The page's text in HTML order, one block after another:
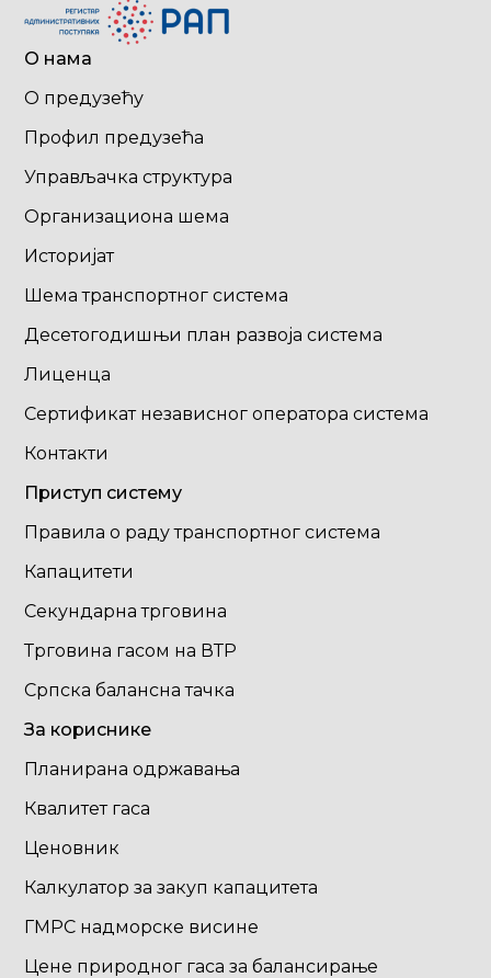
О нама
О предузећу
Профил предузећа
Управљачка структура
Организациона шема
Историјат
Шема транспортног система
Десетогодишњи план развоја система
Лиценца
Сертификат независног оператора система
Контакти
Приступ систему
Правила о раду транспортног система
Капацитети
Секундарна трговина
Трговина гасом на ВТР
Српска балансна тачка
За кориснике
Планирана одржавања
Квалитет гаса
Ценовник
Калкулатор за закуп капацитета
ГМРС надморске висине
Цене природног гаса за балансирање